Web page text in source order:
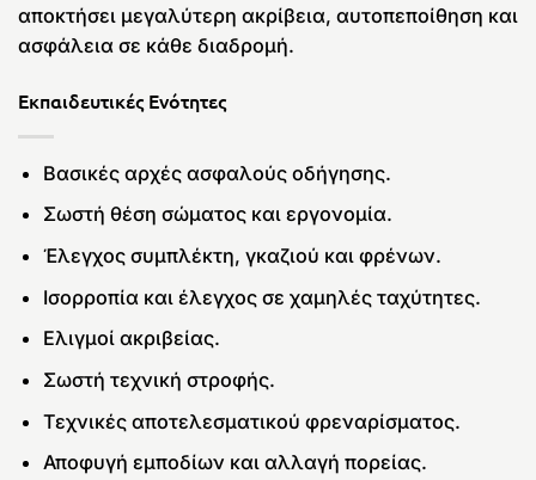
αποκτήσει μεγαλύτερη ακρίβεια, αυτοπεποίθηση και
ασφάλεια σε κάθε διαδρομή.
Εκπαιδευτικές Ενότητες
Βασικές αρχές ασφαλούς οδήγησης.
Σωστή θέση σώματος και εργονομία.
Έλεγχος συμπλέκτη, γκαζιού και φρένων.
Ισορροπία και έλεγχος σε χαμηλές ταχύτητες.
Ελιγμοί ακριβείας.
Σωστή τεχνική στροφής.
Τεχνικές αποτελεσματικού φρεναρίσματος.
Αποφυγή εμποδίων και αλλαγή πορείας.